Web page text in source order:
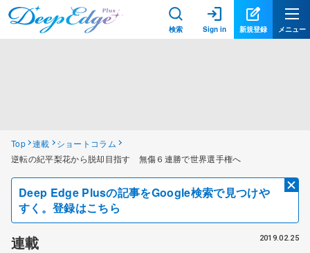
検索 Sign in 新規登録 メニュー
Top 連載
ショートコラム
逆転の紀平梨花から脱却目指す 無傷６連勝で世界選手権へ
Deep Edge Plusの記事をGoogle検索で見つけや
すく。登録はこちら
連載 2019.02.25